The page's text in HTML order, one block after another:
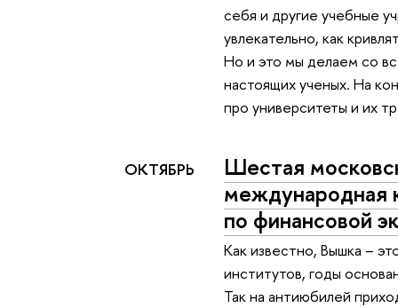
себя и другие учебные
увлекательно, как
Но и это мы делаем со
настоящих ученых. На
про университеты и их
ОКТЯБРЬ
Шестая
международная
по финансовой
Как известно, Вышка –
институтов, годы
Так на антиюбилей